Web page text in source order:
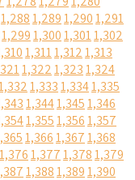
1,2881,2891,2901,291
1,2991,3001,3011,302
1,3111,3121,313
1,3221,3231,324
1,3331,3341,335
1,3441,3451,346
1,3551,3561,357
1,3661,3671,368
1,3761,3771,3781,379
1,3881,3891,390